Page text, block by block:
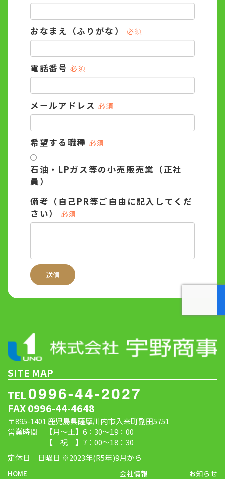
おなまえ（ふりがな）必須
電話番号必須
メールアドレス必須
希望する職種 必須
石油・LPガス等の小売販売業（正社
員）
備考（自己PR等ご自由に記入してくだ
さい）
必須
SITE MAP
TEL0996-44-2027
FAX 0996-44-4648
〒895-1401 鹿児島県薩摩川内市入来町副田5751
営業時間 【月～土】6：30～19：00
【 祝 】7：00～18：30
定休日 日曜日 ※2023年(R5年)9月から
HOME 会社情報 お知らせ